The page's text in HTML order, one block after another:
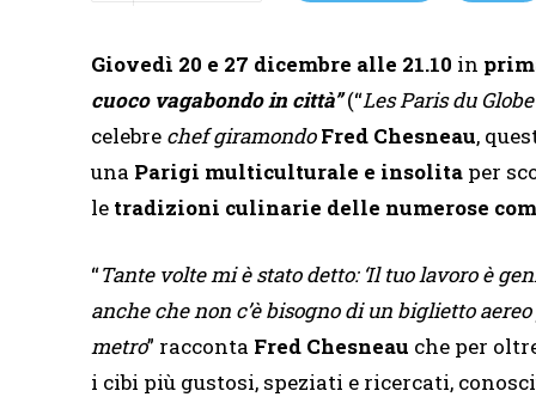
Giovedì 20 e 27 dicembre alle 21.10 in
cuoco vagabondo in città”(“Les Paris du
celebre chef giramondo Fred Chesneau,
una Parigi multiculturale e insolita per
le tradizioni culinarie delle numerose
“Tante volte mi è stato detto: ‘Il tuo lavoro è
anche che non c’è bisogno di un biglietto
metro” racconta Fred Chesneau che per
i cibi più gustosi, speziati e ricercati,